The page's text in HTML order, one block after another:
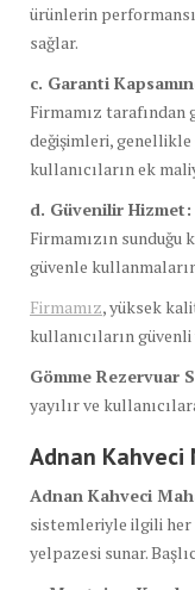
ürünlerin
sağlar.
c. Garanti
Firmamız
değişimleri, genellikle
kullanıcıların ek
d. Güvenilir Hizmet:
Firmamızın
güvenle
Firmamız, yüksek
kullanıcıların
Gömme Rezervuar
yayılır ve
Adnan
Adnan Kahveci
sistemleriyle ilgili her
yelpazesi sunar.